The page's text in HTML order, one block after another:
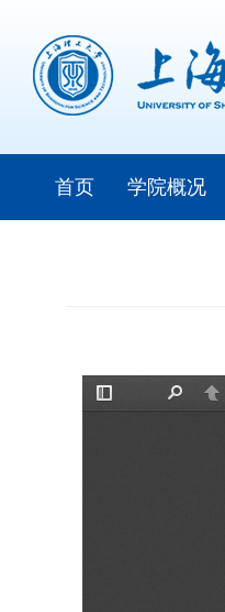
首页 学院概况